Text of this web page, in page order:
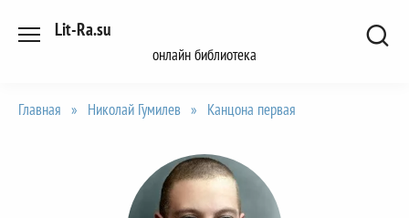
Lit-Ra.su
онлайн библиотека
Главная » Николай Гумилев » Канцона первая